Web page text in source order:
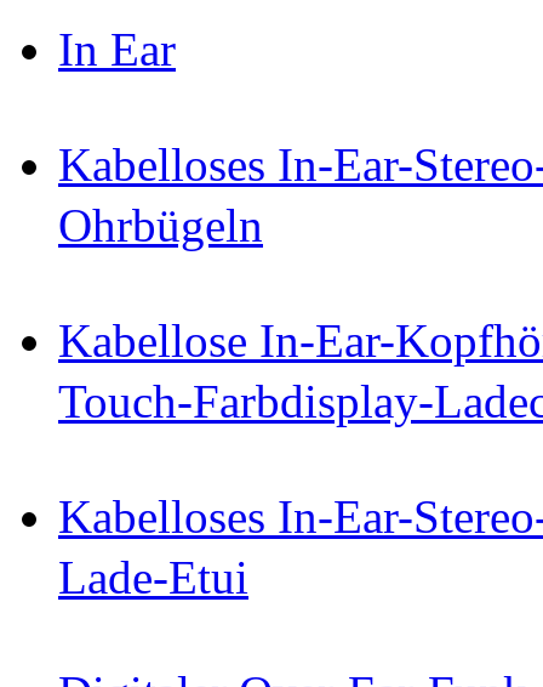
In Ear
Kabelloses In-Ear-
Ohrbügeln
Kabellose In-Ear-
Touch-Farbdisplay-
Kabelloses In-Ear-
Lade-Etui